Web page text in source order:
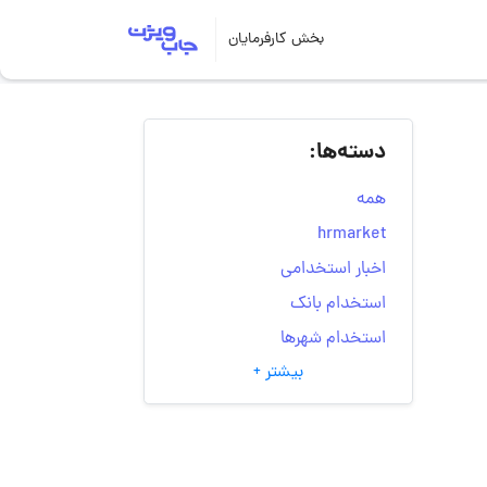
بخش کارفرمایان
دسته‌ها:
همه
hrmarket
اخبار استخدامی
استخدام بانک
استخدام شهرها
انتخاب مسیر شغلی
به‌روزرسانی‌های سایت
بیشتر +